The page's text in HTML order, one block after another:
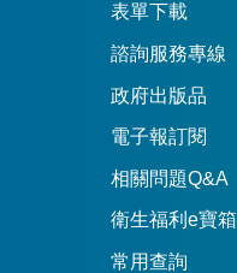
表單下載
諮詢服務專線
政府出版品
電子報訂閱
相關問題Q&A
衛生福利e寶箱
常用查詢